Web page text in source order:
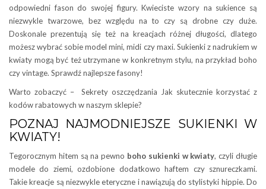
odpowiedni fason do swojej figury. Kwieciste wzory na sukience są
niezwykle twarzowe, bez względu na to czy są drobne czy duże.
Doskonale prezentują się też na kreacjach różnej długości, dlatego
możesz wybrać sobie model mini, midi czy maxi. Sukienki z nadrukiem w
kwiaty mogą być też utrzymane w konkretnym stylu, na przykład boho
czy vintage. Sprawdź najlepsze fasony!
Warto zobaczyć – Sekrety oszczędzania Jak skutecznie korzystać z
kodów rabatowych w naszym sklepie?
POZNAJ NAJMODNIEJSZE SUKIENKI W
KWIATY!
Tegorocznym hitem są na pewno boho sukienki w kwiaty, czyli długie
modele do ziemi, ozdobione dodatkowo haftem czy sznureczkami.
Takie kreacje są niezwykle eteryczne i nawiązują do stylistyki hippie. Do